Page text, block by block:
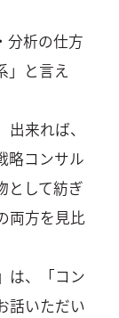
分析の仕方
」と言え
来れば、
略コンサル
として紡ぎ
両方を見比
は、「コン
話いただい